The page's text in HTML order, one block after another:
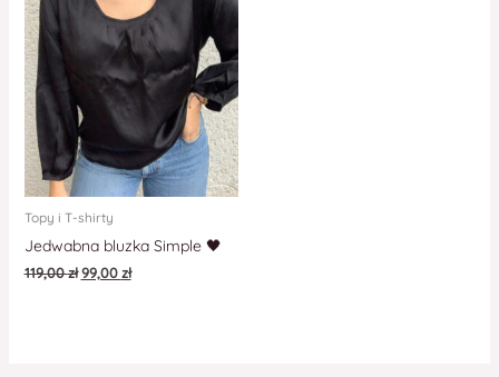
Topy i T-shirty
Jedwabna bluzka Simple 🖤
119,00zł 99,00zł